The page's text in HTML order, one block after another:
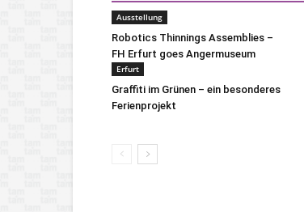
Ausstellung
Robotics Thinnings Assemblies –
FH Erfurt goes Angermuseum
Erfurt
Graffiti im Grünen – ein besonderes
Ferienprojekt